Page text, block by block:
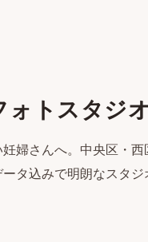
トスタジ
婦さんへ。中央区・
タ込みで明朗なスタ